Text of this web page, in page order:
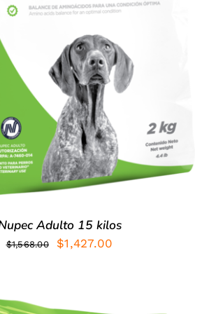
Adulto 15 kilos
$1,568.00
El
era:
$1,427.00